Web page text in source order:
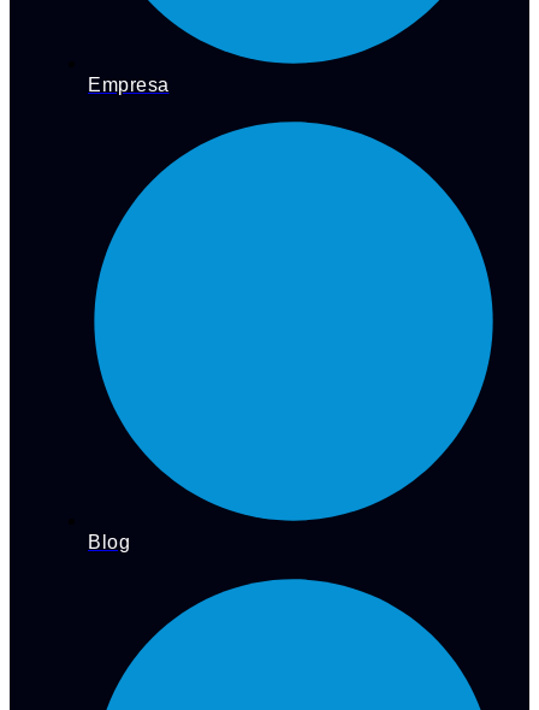
Empresa
Blog